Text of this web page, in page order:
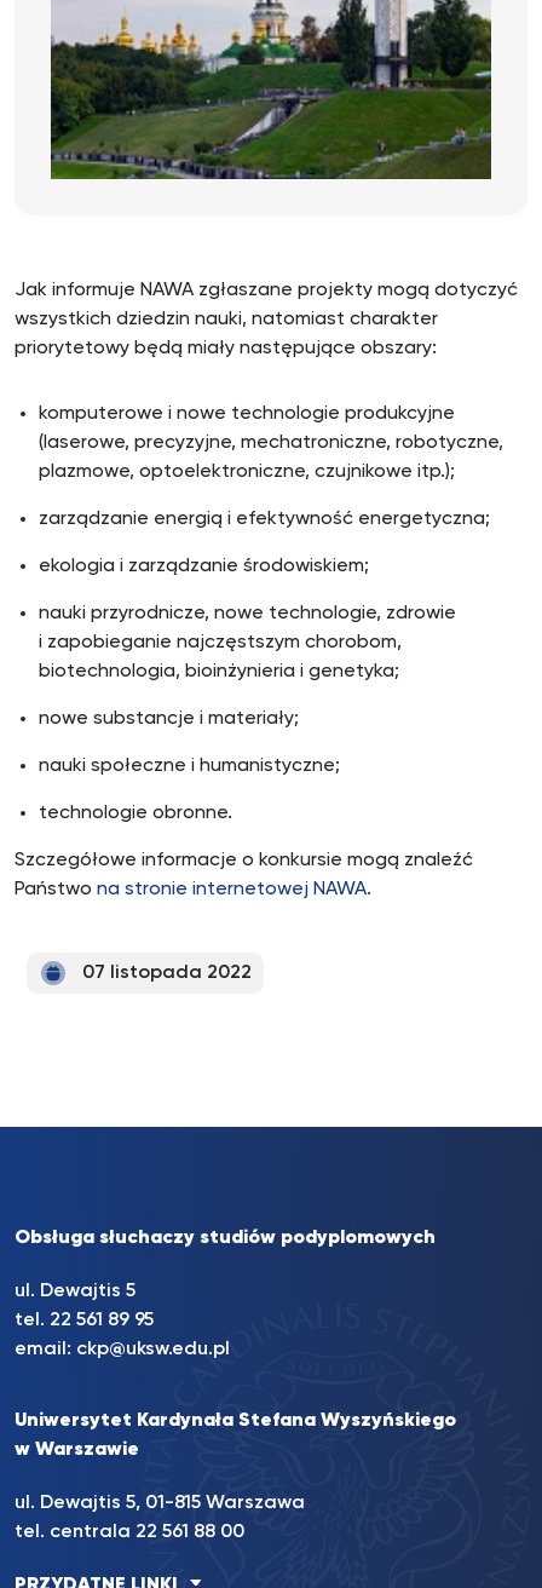
Jak informuje NAWA zgłaszane projekty mogą dotyczyć
wszystkich dziedzin nauki, natomiast charakter
priorytetowy będą miały następujące obszary:
komputerowe i nowe technologie produkcyjne
(laserowe, precyzyjne, mechatroniczne, robotyczne,
plazmowe, optoelektroniczne, czujnikowe itp.);
zarządzanie energią i efektywność energetyczna;
ekologia i zarządzanie środowiskiem;
nauki przyrodnicze, nowe technologie, zdrowie
i zapobieganie najczęstszym chorobom,
biotechnologia, bioinżynieria i genetyka;
nowe substancje i materiały;
nauki społeczne i humanistyczne;
technologie obronne.
Szczegółowe informacje o konkursie mogą znaleźć
Państwo na stronie internetowej NAWA.
07 listopada 2022
Obsługa słuchaczy studiów podyplomowych
ul. Dewajtis 5
tel. 22 561 89 95
email: ckp@uksw.edu.pl
Uniwersytet Kardynała Stefana Wyszyńskiego
w Warszawie
ul. Dewajtis 5, 01-815 Warszawa
tel. centrala 22 561 88 00